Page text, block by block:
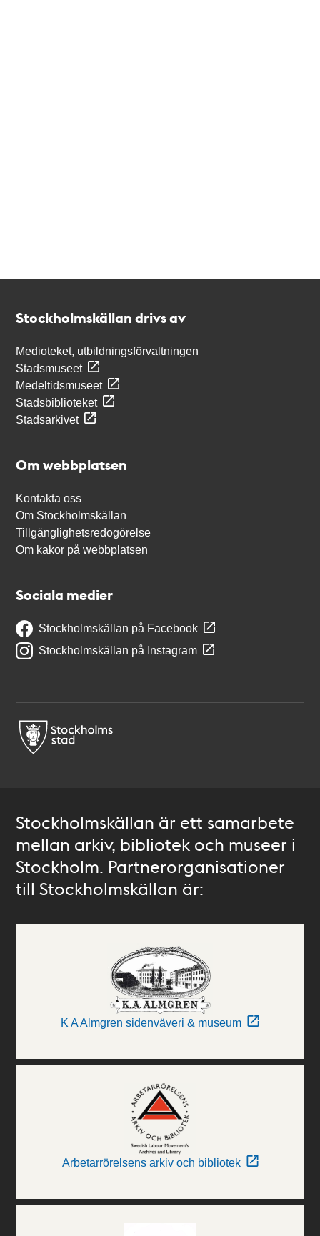
Stockholmskällan drivs av
Medioteket, utbildningsförvaltningen
Stadsmuseet
Medeltidsmuseet
Stadsbiblioteket
Stadsarkivet
Om webbplatsen
Kontakta oss
Om Stockholmskällan
Tillgänglighetsredogörelse
Om kakor på webbplatsen
Sociala medier
Stockholmskällan på Facebook
Stockholmskällan på Instagram
Stockholmskällan är ett samarbete
mellan arkiv, bibliotek och museer i
Stockholm. Partnerorganisationer
till Stockholmskällan är:
K A Almgren sidenväveri & museum
Arbetarrörelsens arkiv och bibliotek